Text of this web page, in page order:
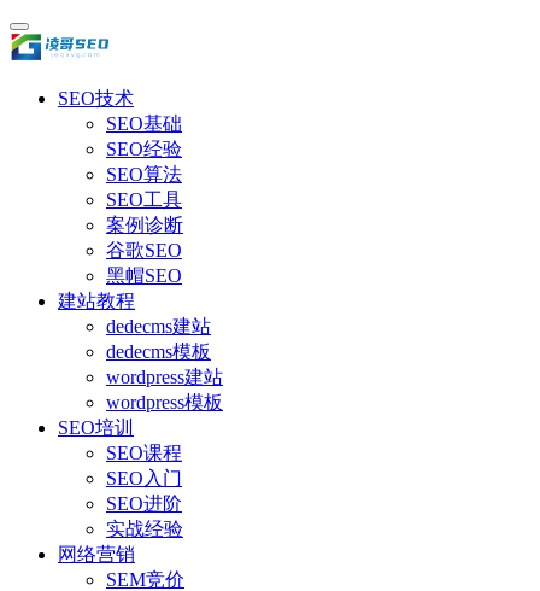
SEO技术
SEO基础
SEO经验
SEO算法
SEO工具
案例诊断
谷歌SEO
黑帽SEO
建站教程
dedecms建站
dedecms模板
wordpress建站
wordpress模板
SEO培训
SEO课程
SEO入门
SEO进阶
实战经验
网络营销
SEM竞价